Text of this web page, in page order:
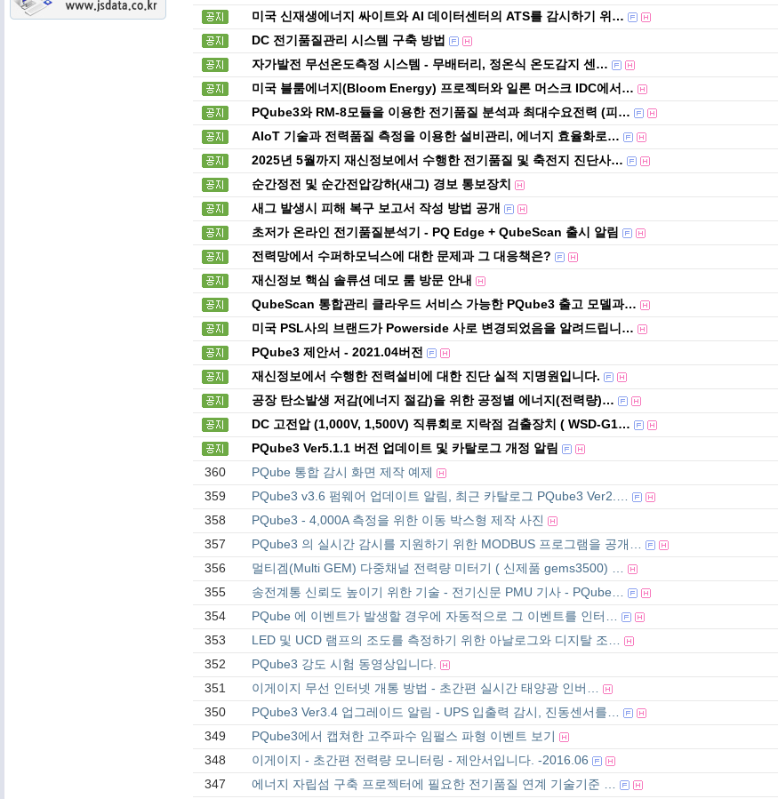
미국 신재생에너지 싸이트와 AI 데이터센터의 ATS를 감시하기 위…
DC 전기품질관리 시스템 구축 방법
자가발전 무선온도측정 시스템 - 무배터리, 정온식 온도감지 센…
미국 블룸에너지(Bloom Energy) 프로젝터와 일론 머스크 IDC에서…
PQube3와 RM-8모듈을 이용한 전기품질 분석과 최대수요전력 (피…
AIoT 기술과 전력품질 측정을 이용한 설비관리, 에너지 효율화로…
2025년 5월까지 재신정보에서 수행한 전기품질 및 축전지 진단사…
순간정전 및 순간전압강하(새그) 경보 통보장치
새그 발생시 피해 복구 보고서 작성 방법 공개
초저가 온라인 전기품질분석기 - PQ Edge + QubeScan 출시 알림
전력망에서 수퍼하모닉스에 대한 문제과 그 대응책은?
재신정보 핵심 솔류션 데모 룸 방문 안내
QubeScan 통합관리 클라우드 서비스 가능한 PQube3 출고 모델과…
미국 PSL사의 브랜드가 Powerside 사로 변경되었음을 알려드립니…
PQube3 제안서 - 2021.04버전
재신정보에서 수행한 전력설비에 대한 진단 실적 지명원입니다.
공장 탄소발생 저감(에너지 절감)을 위한 공정별 에너지(전력량)…
DC 고전압 (1,000V, 1,500V) 직류회로 지락점 검출장치 ( WSD-G1…
PQube3 Ver5.1.1 버전 업데이트 및 카탈로그 개정 알림
360
PQube 통합 감시 화면 제작 예제
359
PQube3 v3.6 펌웨어 업데이트 알림, 최근 카탈로그 PQube3 Ver2.…
358
PQube3 - 4,000A 측정을 위한 이동 박스형 제작 사진
357
PQube3 의 실시간 감시를 지원하기 위한 MODBUS 프로그램을 공개…
356
멀티겜(Multi GEM) 다중채널 전력량 미터기 ( 신제품 gems3500) …
355
송전계통 신뢰도 높이기 위한 기술 - 전기신문 PMU 기사 - PQube…
354
PQube 에 이벤트가 발생할 경우에 자동적으로 그 이벤트를 인터…
353
LED 및 UCD 램프의 조도를 측정하기 위한 아날로그와 디지탈 조…
352
PQube3 강도 시험 동영상입니다.
351
이게이지 무선 인터넷 개통 방법 - 초간편 실시간 태양광 인버…
350
PQube3 Ver3.4 업그레이드 알림 - UPS 입출력 감시, 진동센서를…
349
PQube3에서 캡쳐한 고주파수 임펄스 파형 이벤트 보기
348
이게이지 - 초간편 전력량 모니터링 - 제안서입니다. -2016.06
347
에너지 자립섬 구축 프로젝터에 필요한 전기품질 연계 기술기준 …